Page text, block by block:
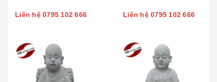
Liên hệ 0795 102 666 Liên hệ 0795 102 666